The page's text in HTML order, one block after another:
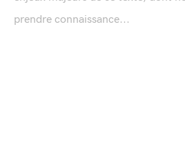
prendre connaissance...